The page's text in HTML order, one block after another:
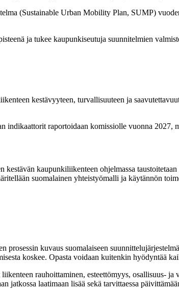
(Sustainable Urban Mobility Plan, SUMP)
ja tukee kaupunkiseutuja suunnitelmien
kestävyyteen, turvallisuuteen ja
indikaattorit raportoidaan komissiolle vuonna
kaupunkiliikenteen ohjelmassa
suomalainen yhteistyömalli ja käytännön
kuvaus suomalaiseen
koskee. Opasta voidaan kuitenkin hyödyntää
rauhoittaminen, esteettömyys, osallisuus-
jatkossa laatimaan lisää sekä tarvittaessa